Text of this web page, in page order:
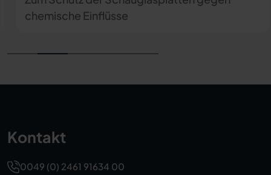
Zur manuellen Reinigung der Schauglasplatte
Kontakt
0049 (0) 2461 91634 00